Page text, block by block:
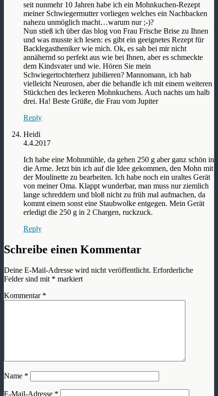
seit nunmehr 10 Jahren habe ich ein Mohnkuchen-Rezept
meiner Schwiegermutter vorliegen welches ein Nachbacken
nahezu unmöglich macht…warum nur ;-)?
Nun stieß ich über das blog von Frau Frische Brise zu Ihnen
und was musste ich lesen: es gibt ein geeignetes Rezept für
Backlegastheniker wie mich. Ok, es sah bei mir nicht
annähernd so perfekt aus wie bei Ihnen, aber es schmeckte
dem Kindsvater und wie. Hören Sie mein
Schwiegertochterherz jubilieren? Mannomann, ich hab
vielleicht Neurosen, aber die behandle ich mit einem weiteren
Stückchen des leckeren Mohnkuchens. Auch nachts um halb
drei. Ha! Beste Grüße, die Frau vom Jupiter
Reply
Heidi
4.4.2017
Ich habe eine Mohnmühle, da gehen 250 g aber ganz schön in
die Arme. Jetzt bin ich auf die Idee gekommen, den Mohn mit
der Moulinette zu bearbeiten. Ich habe noch ein uraltes Gerät
von meiner Oma. Klappt wunderbar, man muss nur ziemlich
lange schreddern und bloß nicht zu früh mal aufmachen, da
kommt einem sonst eine Staubwolke entgegen. Mein Gerät
erledigt die 250 g in 2 Chargen, ruckzuck.
Reply
Schreibe einen Kommentar
Deine E-Mail-Adresse wird nicht veröffentlicht. Erforderliche
Felder sind mit * markiert
Kommentar *
Name *
E-Mail-Adresse *